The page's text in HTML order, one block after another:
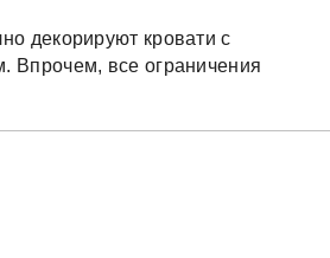
декорируют кровати с
Впрочем, все ограничения